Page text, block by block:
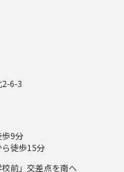
2-6-3
歩9分
徒歩15分
前」交差点を南へ